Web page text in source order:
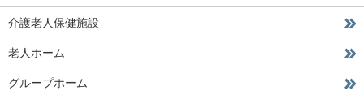
介護老人保健施設
老人ホーム
グループホーム